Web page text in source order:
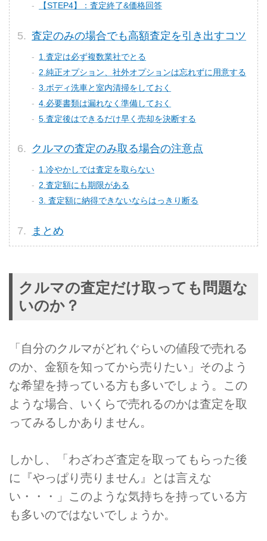
【STEP4】：査定終了&価格回答
査定のみの場合でも高額査定を引き出すコツ
1.査定は必ず複数業社でとる
2.純正オプション、社外オプションは忘れずに用意する
3.ボディ洗車と室内清掃をしておく
4.必要書類は漏れなく準備しておく
5.査定後はできるだけ早く売却を決断する
クルマの査定のみ取る場合の注意点
1.冷やかしでは査定を取らない
2.査定額にも期限がある
3. 査定額に納得できないならはっきり断る
まとめ
クルマの査定だけ取っても問題な
いのか？
「自分のクルマがどれぐらいの値段で売れる
のか、金額を知ってから売りたい」そのよう
な希望を持っている方も多いでしょう。この
ような場合、いくらで売れるのかは査定を取
ってみるしかありません。
しかし、「わざわざ査定を取ってもらった後
に『やっぱり売りません』とは言えな
い・・・」このような気持ちを持っている方
も多いのではないでしょうか。